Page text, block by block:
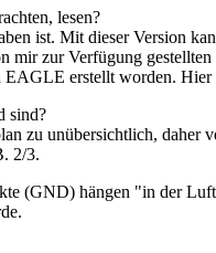
lesen?
ist. Mit dieser Version
mir zur Verfügung
EAGLE erstellt worden.
sind?
zu unübersichtlich, daher
2/3.
(GND) hängen "in der